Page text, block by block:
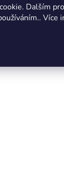
Dalším
Více